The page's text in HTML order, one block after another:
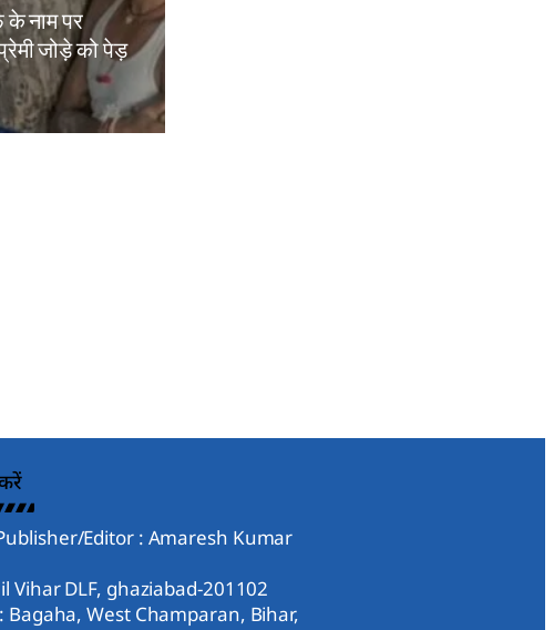
नाम पर
जोड़े को पेड़
Editor : Amaresh Kumar
Vihar DLF, ghaziabad-201102
Bagaha, West Champaran, Bihar,